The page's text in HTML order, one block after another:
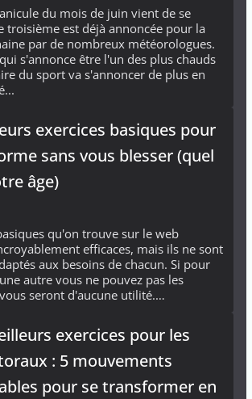
du mois de juin vient de se
troisième est déjà annoncée pour la
par de nombreux météorologues.
s'annonce être l'un des plus chauds
du sport va s'annoncer de plus en
exercices basiques pour
sans vous blesser (quel
âge)
qu'on trouve sur le web
efficaces, mais ils ne sont
aux besoins de chacun. Si pour
autre vous ne pouvez pas les
seront d'aucune utilité.…
exercices pour les
: 5 mouvements
pour se transformer en